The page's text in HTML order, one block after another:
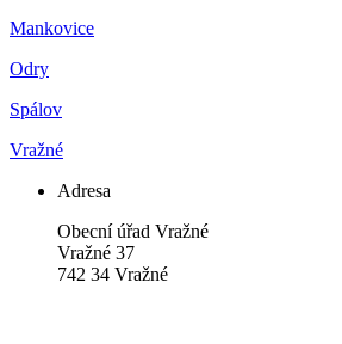
Mankovice
Odry
Spálov
Vražné
Adresa
Obecní úřad Vražné
Vražné 37
742 34 Vražné